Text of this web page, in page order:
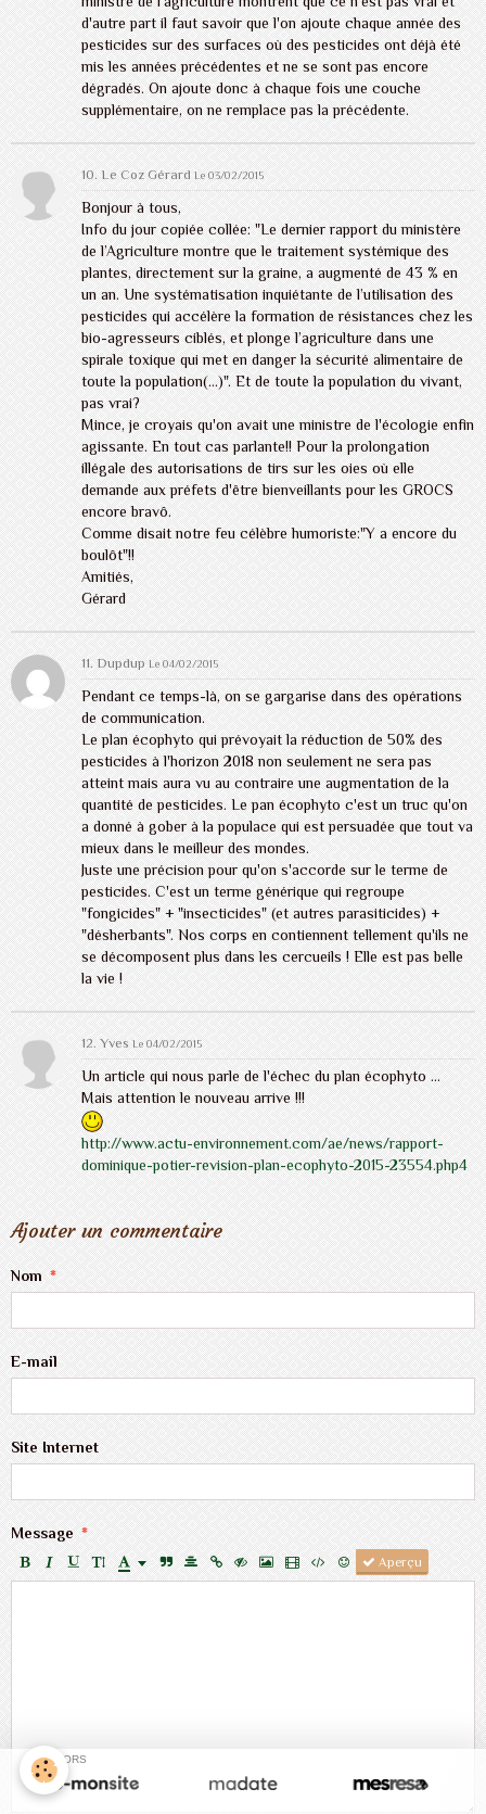
d'autre part il faut savoir que l'on ajoute chaque année des
pesticides sur des surfaces où des pesticides ont déjà été
mis les années précédentes et ne se sont pas encore
dégradés. On ajoute donc à chaque fois une couche
supplémentaire, on ne remplace pas la précédente.
10. Le Coz GérardLe 03/02/2015
Bonjour à tous,
Info du jour copiée collée: "Le dernier rapport du ministère
de l’Agriculture montre que le traitement systémique des
plantes, directement sur la graine, a augmenté de 43 % en
un an. Une systématisation inquiétante de l’utilisation des
pesticides qui accélère la formation de résistances chez les
bio-agresseurs ciblés, et plonge l’agriculture dans une
spirale toxique qui met en danger la sécurité alimentaire de
toute la population(...)". Et de toute la population du vivant,
pas vrai?
Mince, je croyais qu'on avait une ministre de l'écologie enfin
agissante. En tout cas parlante!! Pour la prolongation
illégale des autorisations de tirs sur les oies où elle
demande aux préfets d'être bienveillants pour les GROCS
encore bravô.
Comme disait notre feu célèbre humoriste:"Y a encore du
boulôt"!!
Amitiés,
Gérard
11.Dupdup Le 04/02/2015
Pendant ce temps-là, on se gargarise dans des opérations
de communication.
Le plan écophyto qui prévoyait la réduction de 50% des
pesticides à l'horizon 2018 non seulement ne sera pas
atteint mais aura vu au contraire une augmentation de la
quantité de pesticides. Le pan écophyto c'est un truc qu'on
a donné à gober à la populace qui est persuadée que tout va
mieux dans le meilleur des mondes.
Juste une précision pour qu'on s'accorde sur le terme de
pesticides. C'est un terme générique qui regroupe
"fongicides" + "insecticides" (et autres parasiticides) +
"désherbants". Nos corps en contiennent tellement qu'ils ne
se décomposent plus dans les cercueils ! Elle est pas belle
la vie !
12. YvesLe 04/02/2015
Un article qui nous parle de l'échec du plan écophyto ...
Mais attention le nouveau arrive !!!
http://www.actu-environnement.com/ae/news/rapport-
dominique-potier-revision-plan-ecophyto-2015-23554.php4
Ajouter un commentaire
Nom
E-mail
Site Internet
Message
Aperçu
SPONSORS